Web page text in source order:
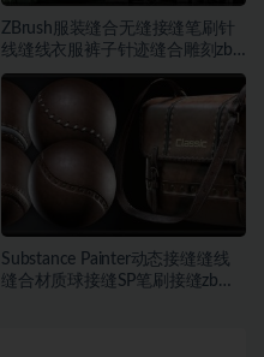
ZBrush服装缝合无缝接缝笔刷针
线缝线衣服裤子针迹缝合雕刻zb
笔刷
Substance Painter动态接缝缝线
缝合材质球接缝SP笔刷接缝zb笔